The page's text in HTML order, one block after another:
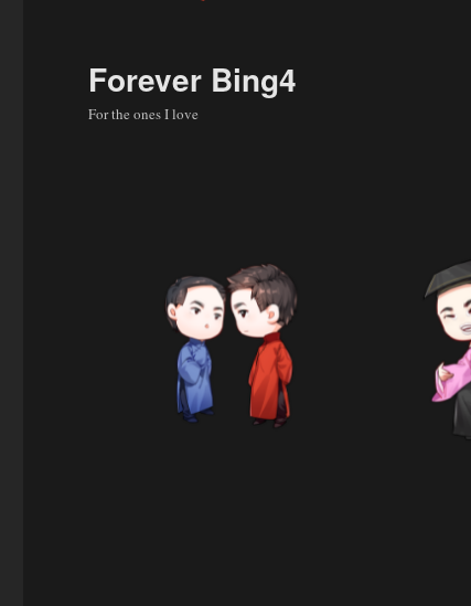
Forever Bing4
For the ones I love